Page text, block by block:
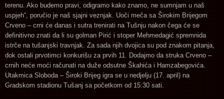
terenu. Ako budemo pravi, odigramo kako znamo, ne sumnjam u naš
uspjeh“, poručio je naš sjajni veznjak. Uoči meča sa Širokim Brijegom
Crveno – crni će danas i sutra trenirati na Tušnju nakon čega će se
definitivno znati da li su golman Pirić i stoper Mehmedagić spremnida
istrče na tušanjski travnjak. Za sada njih dvojica su pod znakom pitanja,
dok ostali prvotimci konkurišu za prvih 11. Dodajmo da struka Crveno –
crnih neće moći računati na duže odsutne Škahića i Hamzabegovića.
Utakmica Sloboda – Široki Brijeg igra se u nedjelju (17. april) na
Gradskom stadionu Tušanj sa početkom od 15:30 sati.